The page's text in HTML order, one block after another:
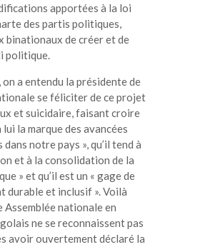
apportées à la loi
des partis politiques,
binationaux de créer et de
politique.
a entendu la présidente de
se féliciter de ce projet
et suicidaire, faisant croire
lui la marque des avancées
notre pays », qu’il tend à
et à la consolidation de la
» et qu’il est un « gage de
durable et inclusif ». Voilà
Assemblée nationale en
ne se reconnaissent pas
avoir ouvertement déclaré la